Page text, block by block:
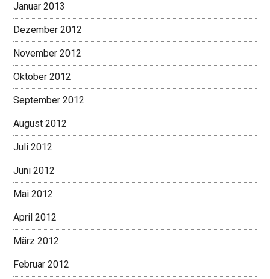
Januar 2013
Dezember 2012
November 2012
Oktober 2012
September 2012
August 2012
Juli 2012
Juni 2012
Mai 2012
April 2012
März 2012
Februar 2012